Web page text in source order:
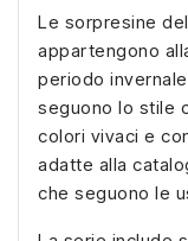
Le sorpresine
appartengono
periodo
seguono lo stile
colori vivaci e
adatte alla
che seguono le